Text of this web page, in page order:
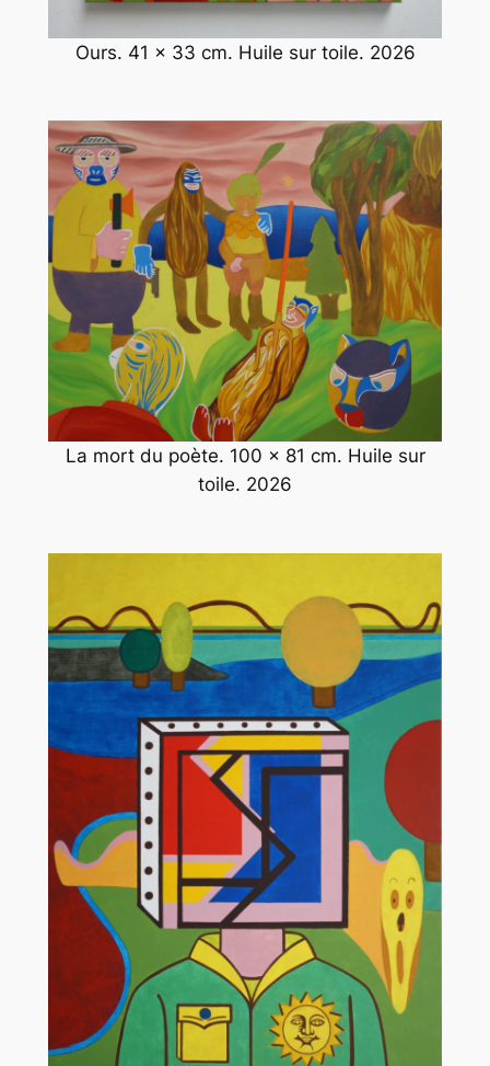
Ours. 41 x 33 cm. Huile sur toile. 2026
La mort du poète. 100 x 81 cm. Huile sur
toile. 2026